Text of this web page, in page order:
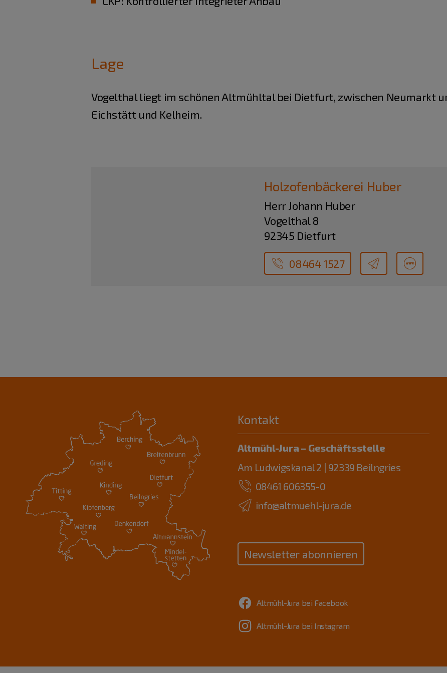
Lage
Vogelthal liegt im schönen Altmühltal bei Dietfurt, zwischen Neumarkt
Eichstätt und Kelheim.
Holzofenbäckerei Huber
Herr Johann Huber
Vogelthal 8
92345 Dietfurt
08464 1527
Kontakt
Altmühl-Jura – Geschäftsstelle
Am Ludwigskanal 2 | 92339 Beilngries
08461 606355-0
info@altmuehl-jura.de
Newsletter abonnieren
Altmühl-Jura bei Facebook
Altmühl-Jura bei Instagram